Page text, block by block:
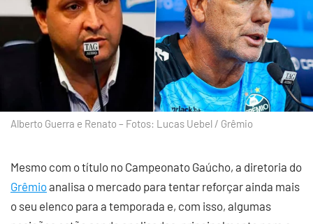
Alberto Guerra e Renato – Fotos: Lucas Uebel / Grêmio
Mesmo com o título no Campeonato Gaúcho, a diretoria do
Grêmioanalisa o mercado para tentar reforçar ainda mais
o seu elenco para a temporada e, com isso, algumas